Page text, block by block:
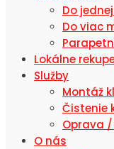
Do
Do viac
Lokálne
Služby
Montáž
Čistenie
Oprava
O nás